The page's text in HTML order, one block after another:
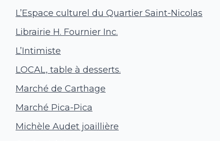
L’Espace culturel du Quartier Saint-Nicolas
Librairie H. Fournier Inc.
L’Intimiste
LOCAL, table à desserts.
Marché de Carthage
Marché Pica-Pica
Michèle Audet joaillière